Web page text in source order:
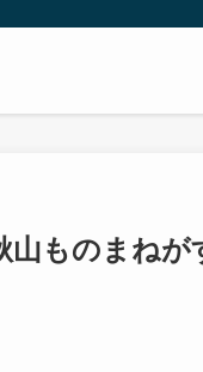
山ものまね